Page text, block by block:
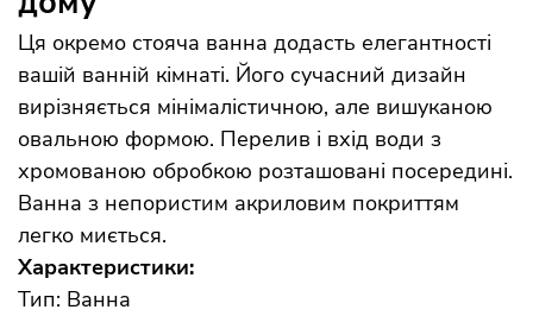
Ця окремо стояча ванна додасть елегантності
вашій ванній кімнаті. Його сучасний дизайн
вирізняється мінімалістичною, але вишуканою
овальною формою. Перелив і вхід води з
хромованою обробкою розташовані посередині.
Ванна з непористим акриловим покриттям
легко миється.
Характеристики:
Тип: Ванна